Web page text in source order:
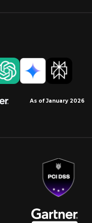
As of January 2026